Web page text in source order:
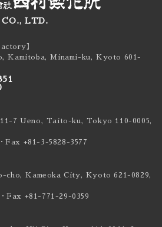
LTD.
】
Kamitoba, Minami-ku,Kyoto 601-
7 Ueno, Taito-ku, Tokyo 110-0005,
・Fax +81-3-5828-3577
cho, Kameoka City, Kyoto 621-0829,
・Fax +81-771-29-0359